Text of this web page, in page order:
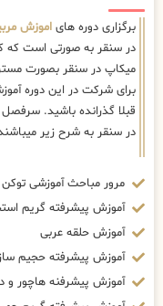
برگزاری دوره های اموزش
در سنقر به صورتی است که
میکاپ در سنقر بصورت
برای شرکت در این دوره
قبلا گذرانده باشید.
در سنقر به شرح زیر
مرور مباحث آموزشی توکن
آموزش پیشرفته گریم
آموزش حلقه عربی
آموزش پیشرفته حجیم
آموزش پیشرفنه هاچور و